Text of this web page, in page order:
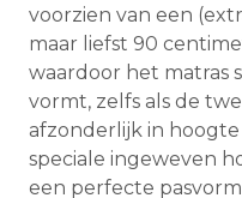
voorzien van een
maar liefst 90
waardoor het matras
vormt, zelfs als de
afzonderlijk in
speciale ingeweven
een perfecte